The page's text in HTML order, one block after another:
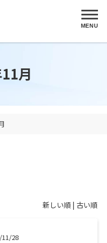
MENU
月
新しい順 | 古い順
11/28